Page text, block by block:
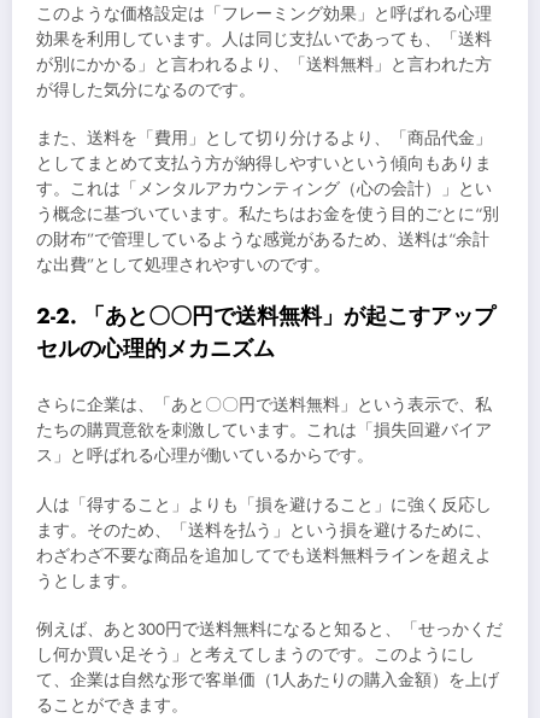
このような価格設定は「フレーミング効果」と呼ばれる心理
効果を利用しています。人は同じ支払いであっても、「送料
が別にかかる」と言われるより、「送料無料」と言われた方
が得した気分になるのです。
また、送料を「費用」として切り分けるより、「商品代金」
としてまとめて支払う方が納得しやすいという傾向もありま
す。これは「メンタルアカウンティング（心の会計）」とい
う概念に基づいています。私たちはお金を使う目的ごとに“別
の財布”で管理しているような感覚があるため、送料は“余計
な出費”として処理されやすいのです。
2-2. 「あと〇〇円で送料無料」が起こすアップ
セルの心理的メカニズム
さらに企業は、「あと〇〇円で送料無料」という表示で、私
たちの購買意欲を刺激しています。これは「損失回避バイア
ス」と呼ばれる心理が働いているからです。
人は「得すること」よりも「損を避けること」に強く反応し
ます。そのため、「送料を払う」という損を避けるために、
わざわざ不要な商品を追加してでも送料無料ラインを超えよ
うとします。
例えば、あと300円で送料無料になると知ると、「せっかくだ
し何か買い足そう」と考えてしまうのです。このようにし
て、企業は自然な形で客単価（1人あたりの購入金額）を上げ
ることができます。